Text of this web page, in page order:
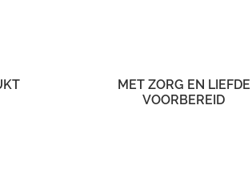
MET ZORG EN LIEFDE
VOORBEREID